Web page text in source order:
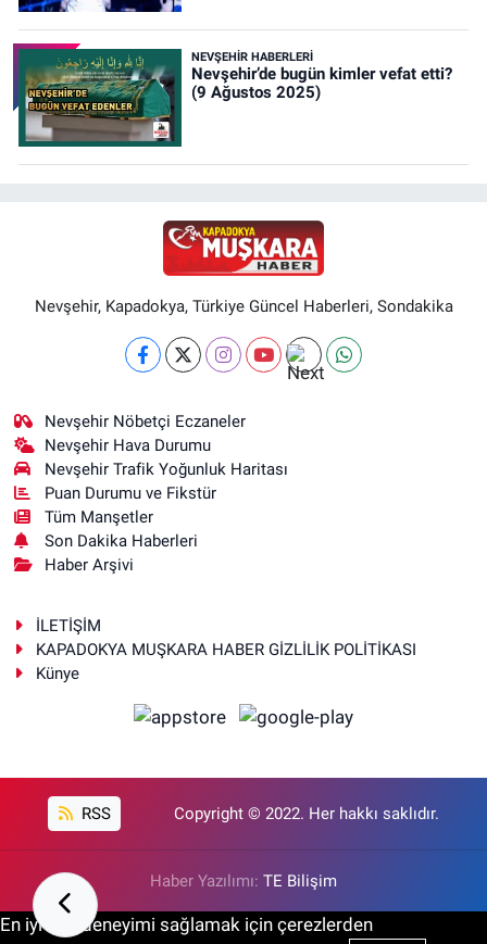
NEVŞEHIR HABERLERI
Nevşehir’de bugün kimler vefat etti?
(9 Ağustos 2025)
Nevşehir, Kapadokya, Türkiye Güncel Haberleri, Sondakika
Nevşehir Nöbetçi Eczaneler
Nevşehir Hava Durumu
Nevşehir Trafik Yoğunluk Haritası
Puan Durumu ve Fikstür
Tüm Manşetler
Son Dakika Haberleri
Haber Arşivi
İLETİŞİM
KAPADOKYA MUŞKARA HABER GİZLİLİK POLİTİKASI
Künye
RSS Copyright © 2022. Her hakkı saklıdır.
Haber Yazılımı: TE Bilişim
En iyi site deneyimi sağlamak için çerezlerden